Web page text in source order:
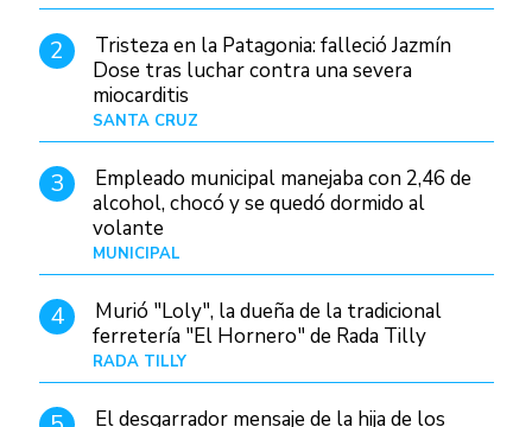
2
Tristeza en la Patagonia: falleció Jazmín
Dose tras luchar contra una severa
miocarditis
SANTA CRUZ
3
Empleado municipal manejaba con 2,46 de
alcohol, chocó y se quedó dormido al
volante
MUNICIPAL
4
Murió "Loly", la dueña de la tradicional
ferretería "El Hornero" de Rada Tilly
RADA TILLY
El desgarrador mensaje de la hija de los